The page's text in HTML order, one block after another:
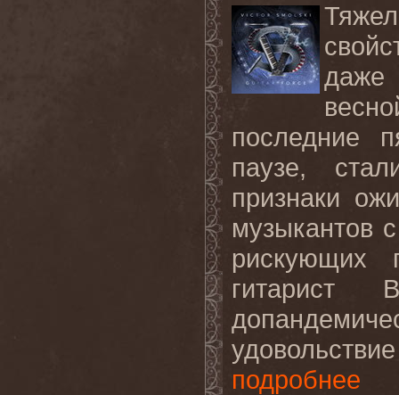
даже
последние
паузе,
признаки
музыкантов
рискующих
гитарист
подробнее